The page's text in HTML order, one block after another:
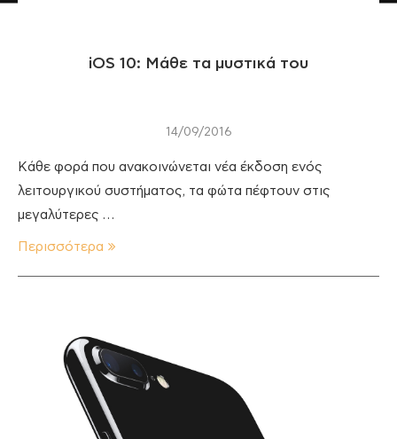
iOS 10: Μάθε τα μυστικά του
14/09/2016
Κάθε φορά που ανακοινώνεται νέα έκδοση ενός
λειτουργικού συστήματος, τα φώτα πέφτουν στις
μεγαλύτερες …
Περισσότερα